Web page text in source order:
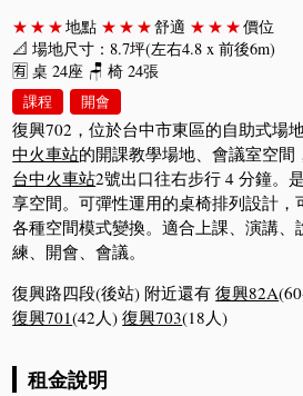
★★★地點 ★★★舒適 ★★★價位
📐 場地尺寸：8.7坪(左右4.8 x 前後6m)
🈶 桌 24座 🪑 椅 24張
課程 開會
復興702，位於台中市東區的自助式場
中火車站的開課教學場地、會議室空間
台中火車站2號出口往右步行 4 分鐘。
享空間。可彈性運用的桌椅排列設計
各種空間模式變換。適合上課、演講、
練、開會、會議。
復興路四段(後站) 附近還有復興82A
復興701(42人)復興703(18人)
租金說明